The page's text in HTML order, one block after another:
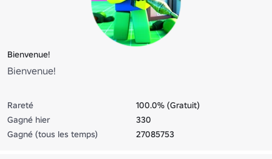
Bienvenue!
Bienvenue!
Rareté
100.0% (Gratuit)
Gagné hier
330
Gagné (tous les temps)
27085753